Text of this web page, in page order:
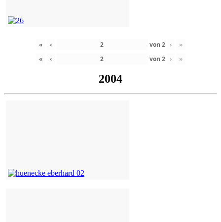
« ‹ von 2 ›
»
«
‹ von 2 › »
2004